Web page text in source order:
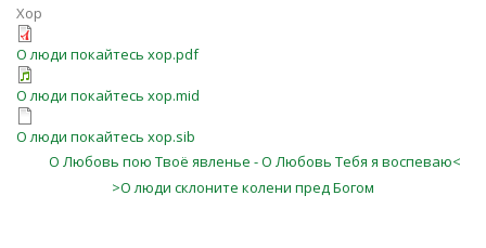
Хор
О люди покайтесь хор.pdf
О люди покайтесь хор.mid
О люди покайтесь хор.sib
О Любовь пою Твоё явленье - О Любовь Тебя я воспеваю<
>О люди склоните колени пред Богом